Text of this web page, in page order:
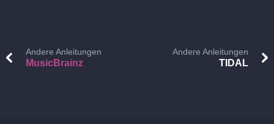
Andere Anleitungen
MusicBrainz
Andere Anleitungen
TIDAL